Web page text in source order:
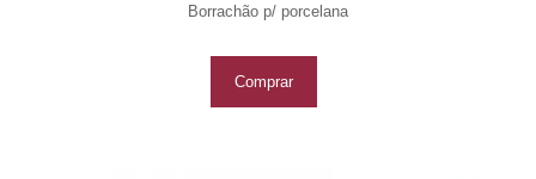
Borrachão p/ porcelana
Comprar